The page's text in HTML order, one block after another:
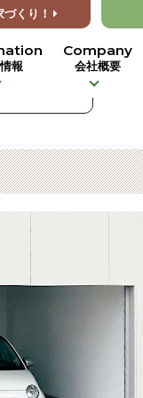
くり！
報
Company
会社概要